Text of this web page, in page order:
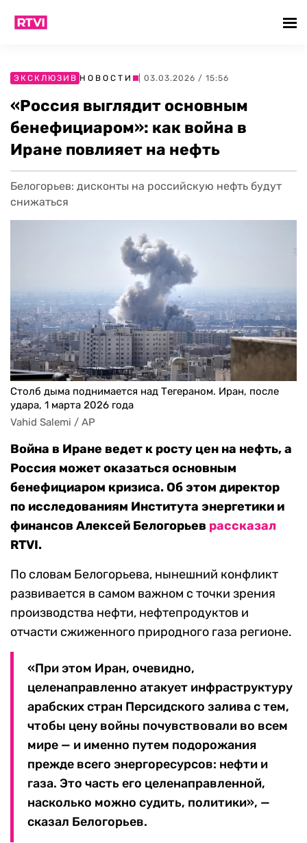
ЭКСКЛЮЗИВ НОВОСТИ | 03.03.2026 / 15:56
«Россия выглядит основным
бенефициаром»: как война в
Иране повлияет на нефть
Белогорьев: дисконты на российскую нефть будут
снижаться
Столб дыма поднимается над Тегераном. Иран, после
удара, 1 марта 2026 года
Vahid Salemi / AP
Война в Иране ведет к росту цен на нефть, а
Россия может оказаться основным
бенефициаром кризиса. Об этом директор
по исследованиям Института энергетики и
финансов Алексей Белогорьев рассказал
RTVI.
По словам Белогорьева, нынешний конфликт
развивается в самом важном с точки зрения
производства нефти, нефтепродуктов и
отчасти сжиженного природного газа регионе.
«При этом Иран, очевидно,
целенаправленно атакует инфраструктуру
арабских стран Персидского залива с тем,
чтобы цену войны почувствовали во всем
мире — и именно путем подорожания
прежде всего энергоресурсов: нефти и
газа. Это часть его целенаправленной,
насколько можно судить, политики», —
сказал Белогорьев.